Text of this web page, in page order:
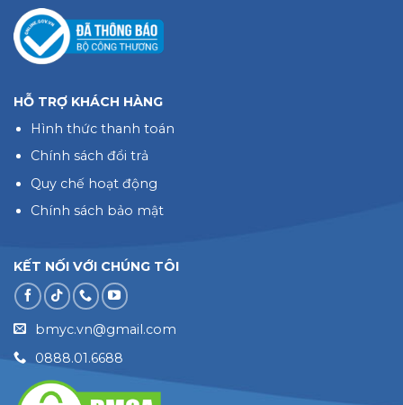
HỖ TRỢ KHÁCH HÀNG
Hình thức thanh toán
Chính sách đổi trả
Quy chế hoạt động
Chính sách bảo mật
KẾT NỐI VỚI CHÚNG TÔI
bmyc.vn@gmail.com
0888.01.6688